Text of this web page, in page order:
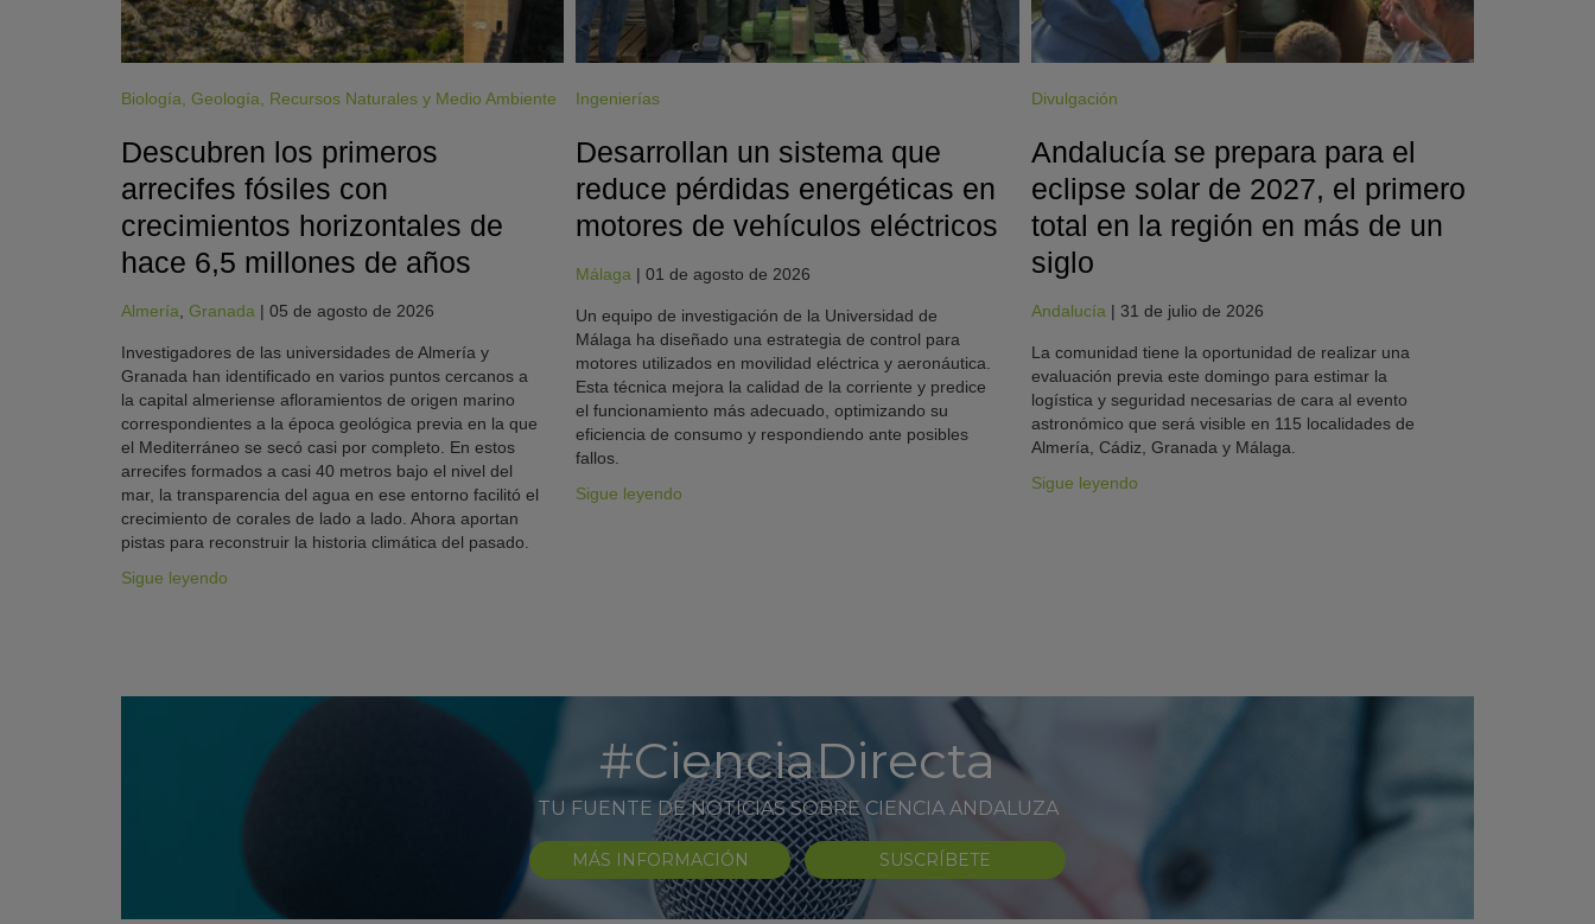
Biología Geología Recursos Naturales y Medio Ambiente
Descubren los primeros
arrecifes fósiles con
crecimientos horizontales de
hace 6,5 millones de años
Almería Granada | 05 de agosto de 2026
Investigadores de las universidades de Almería y
Granada han identificado en varios puntos cercanos a
la capital almeriense afloramientos de origen marino
correspondientes a la época geológica previa en la que
el Mediterráneo se secó casi por completo. En estos
arrecifes formados a casi 40 metros bajo el nivel del
mar, la transparencia del agua en ese entorno facilitó el
crecimiento de corales de lado a lado. Ahora aportan
pistas para reconstruir la historia climática del pasado.
Sigue leyendo
Ingenierías
Desarrollan un sistema que
reduce pérdidas energéticas en
motores de vehículos eléctricos
Málaga |01 de agosto de 2026
Un equipo de investigación de la Universidad de
Málaga ha diseñado una estrategia de control para
motores utilizados en movilidad eléctrica y aeronáutica.
Esta técnica mejora la calidad de la corriente y predice
el funcionamiento más adecuado, optimizando su
eficiencia de consumo y respondiendo ante posibles
fallos.
Sigue leyendo
Divulgación
Andalucía se prepara para el
eclipse solar de 2027, el primero
total en la región en más de un
siglo
Andalucía | 31 de julio de 2026
La comunidad tiene la oportunidad de realizar una
evaluación previa este domingo para estimar la
logística y seguridad necesarias de cara al evento
astronómico que será visible en 115 localidades de
Almería, Cádiz, Granada y Málaga.
Sigue leyendo
#CienciaDirecta
TU FUENTE DE NOTICIAS SOBRE CIENCIA ANDALUZA
MÁS INFORMACIÓN SUSCRÍBETE